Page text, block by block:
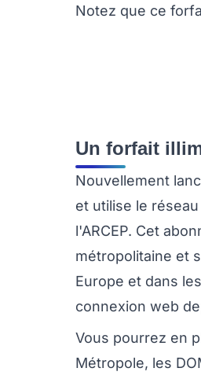
Notez que ce
Un forfait
Nouvellement
et utilise le
l'ARCEP. Cet
métropolitaine et
Europe et dans
connexion web
Vous pourrez en
Métropole, les